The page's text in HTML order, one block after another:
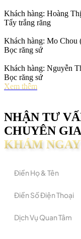
Khách hàng: Hoàng
Tẩy trắng răng
Khách hàng: Mo Chou
Bọc răng sứ
Khách hàng: Nguyễn
Bọc răng sứ
Xem thêm
NHẬN TƯ
CHUYÊN GIA
KHÁM